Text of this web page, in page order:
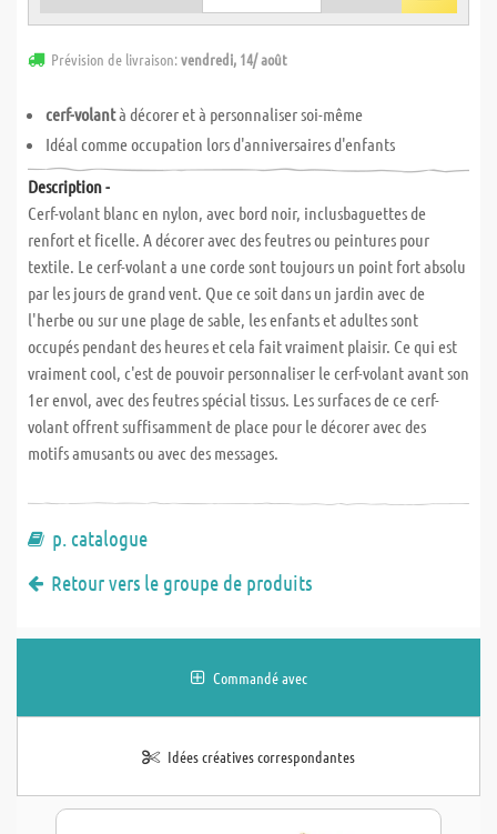
Prévision de livraison:vendredi, 14/ août
cerf-volantà décorer et à personnaliser soi-même
Idéal comme occupation lors d'anniversaires d'enfants
Description -
Cerf-volant blanc en nylon, avec bord noir, inclusbaguettes de
renfort et ficelle. A décorer avec des feutres ou peintures pour
textile. Le cerf-volant a une corde sont toujours un point fort absolu
par les jours de grand vent. Que ce soit dans un jardin avec de
l'herbe ou sur une plage de sable, les enfants et adultes sont
occupés pendant des heures et cela fait vraiment plaisir. Ce qui est
vraiment cool, c'est de pouvoir personnaliser le cerf-volant avant son
1er envol, avec des feutres spécial tissus. Les surfaces de ce cerf-
volant offrent suffisamment de place pour le décorer avec des
motifs amusants ou avec des messages.
p. catalogue
Retour vers le groupe de produits
Commandé avec
Idées créatives correspondantes